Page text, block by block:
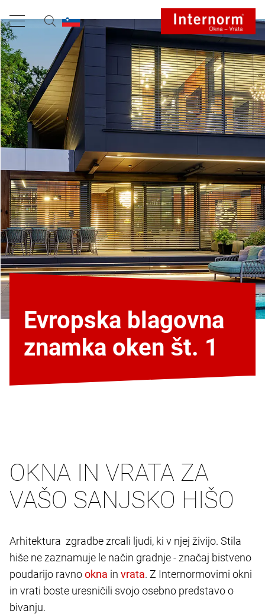
Evropska blagovna
znamka oken št. 1
OKNA IN VRATA ZA
VAŠO SANJSKO HIŠO
Arhitektura zgradbe zrcali ljudi, ki v njej živijo. Stila
hiše ne zaznamuje le način gradnje - značaj bistveno
poudarijo ravno
in
. Z Internormovimi okni
in vrati boste uresničili svojo osebno predstavo o
bivanju.